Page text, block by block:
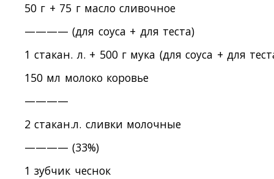
50 г + 75 г масло сливочное
———— (для соуса + для теста)
1 стакан. л. + 500 г мука (для соуса + для
150 мл молоко коровье
————
2 стакан.л. сливки молочные
———— (33%)
1 зубчик чеснок